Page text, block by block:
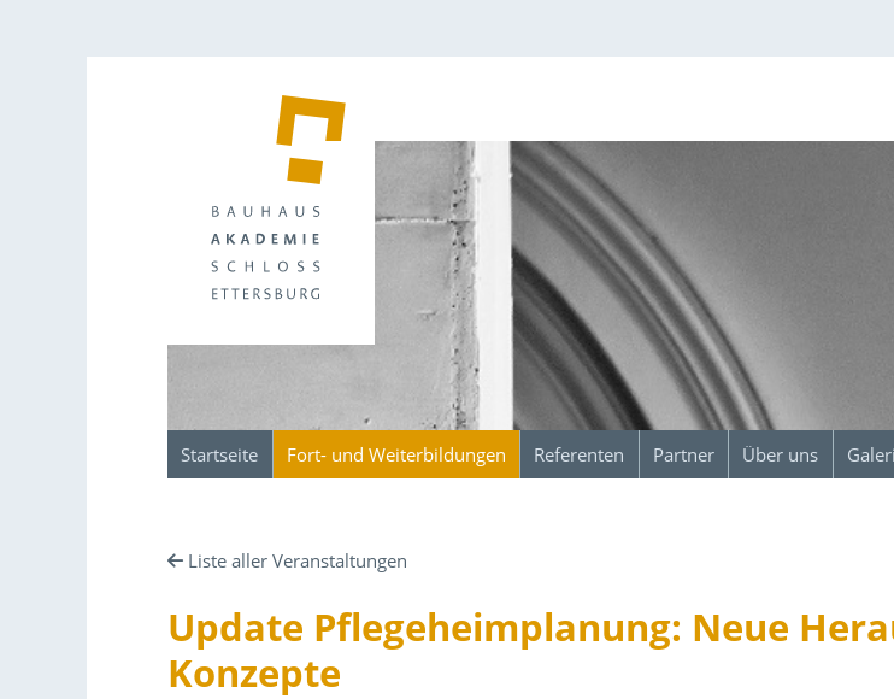
Startseite Fort- und Weiterbildungen Referenten Partner Über uns
Liste aller Veranstaltungen
Update Pflegeheimplanung: Neue
Konzepte